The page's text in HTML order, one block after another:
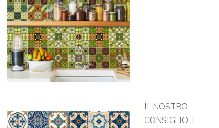
IL NOSTRO
CONSIGLIO: I